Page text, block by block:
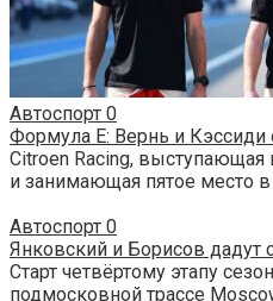
Автоспорт 0
Формула Е: Вернь и Кэссиди
Citroen Racing,
и занимающая пятое место в
Автоспорт 0
Янковский и Борисов дадут
Старт четвёртому этапу
подмосковной трассе